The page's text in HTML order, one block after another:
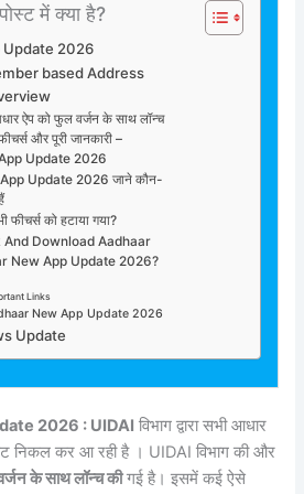
में क्या है?
Update 2026
based Address
ऐप को फुल वर्जन के साथ लॉन्च
और पूरी जानकारी –
Update 2026
Update 2026 जाने कौन-
फीचर्स को हटाया गया?
And Download Aadhaar
New App Update 2026?
Links
New App Update 2026
Update
2026 : UIDAI विभाग द्वारा सभी आधार
निकल कर आ रही है । UIDAI विभाग की और
के साथ लॉन्च कीगई है। इसमें कई ऐसे